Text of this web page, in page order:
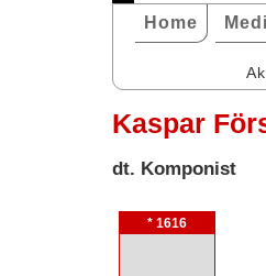
Home
Kaspar
dt. Komponist
* 1616